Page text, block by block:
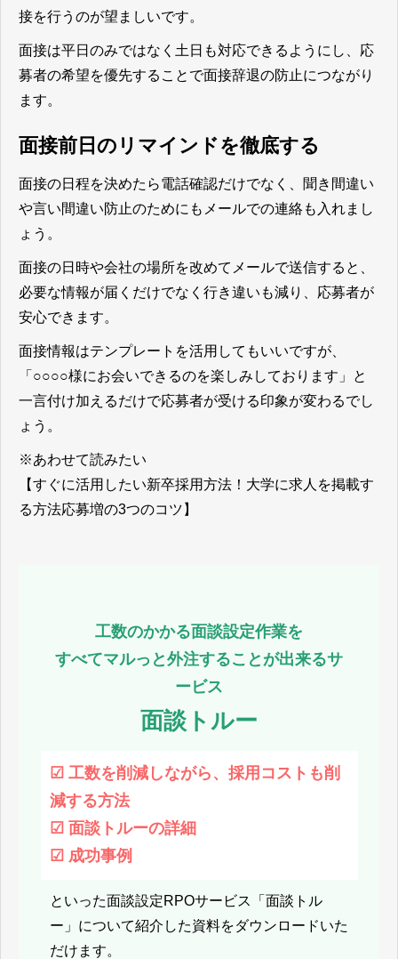
接を行うのが望ましいです。
面接は平日のみではなく土日も対応できるようにし、応
募者の希望を優先することで面接辞退の防止につながり
ます。
面接前日のリマインドを徹底する
面接の日程を決めたら電話確認だけでなく、聞き間違い
や言い間違い防止のためにもメールでの連絡も入れまし
ょう。
面接の日時や会社の場所を改めてメールで送信すると、
必要な情報が届くだけでなく行き違いも減り、応募者が
安心できます。
面接情報はテンプレートを活用してもいいですが、
「○○○○様にお会いできるのを楽しみしております」と
一言付け加えるだけで応募者が受ける印象が変わるでし
ょう。
※あわせて読みたい
【すぐに活用したい新卒採用方法！大学に求人を掲載す
る方法応募増の3つのコツ】
工数のかかる面談設定作業を
すべてマルっと外注することが出来るサ
ービス
面談トルー
☑︎ 工数を削減しながら、採用コストも削
減する方法
☑︎ 面談トルーの詳細
☑︎ 成功事例
といった面談設定RPOサービス「面談トル
ー」について紹介した資料をダウンロードいた
だけます。